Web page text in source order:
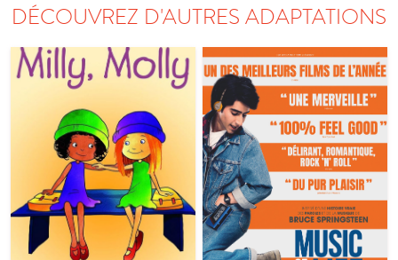
DÉCOUVREZ D'AUTRES ADAPTATIONS